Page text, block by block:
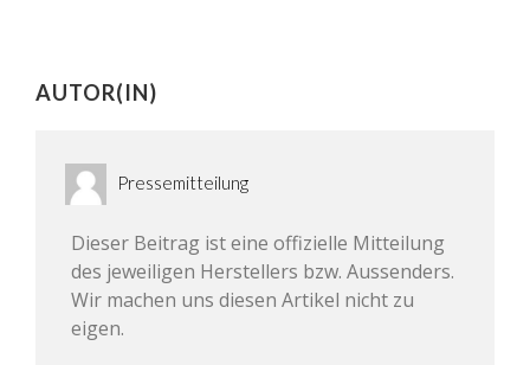
AUTOR(IN)
Pressemitteilung
Dieser Beitrag ist eine offizielle Mitteilung
des jeweiligen Herstellers bzw. Aussenders.
Wir machen uns diesen Artikel nicht zu
eigen.